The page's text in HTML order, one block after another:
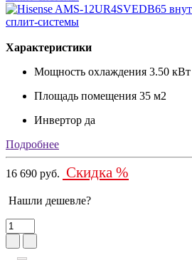
Характеристики
Мощность охлаждения 3.50 кВт
Площадь помещения 35 м2
Инвертор да
Подробнее
16 690 руб. Скидка %
Нашли дешевле?